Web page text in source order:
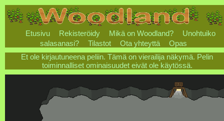
Etusivu Rekisteröidy Mikä on Woodland?
Unohtuiko
salasanasi?
Tilastot Ota yhteyttä
Opas
Et ole kirjautuneena peliin. Tämä on vierailija näkymä. Pelin
toiminnalliset ominaisuudet eivät ole käytössä.